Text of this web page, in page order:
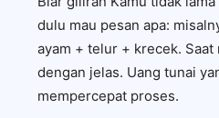
dulu mau pesan apa:
ayam + telur + krecek. Saat
dengan jelas. Uang tunai
mempercepat proses.